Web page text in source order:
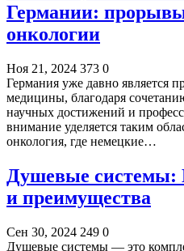
Германии:
онкологии
Ноя 21, 2024 373 0
Германия уже давно является
медицины, благодаря
научных достижений и
внимание уделяется таким
онкология, где немецкие…
Душевые системы:
и преимущества
Сен 30, 2024 249 0
Душевые системы — это